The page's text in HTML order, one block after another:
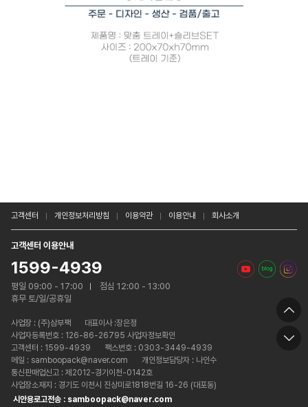
고객센터 개인정보처리방침 이용약관 이용안내 회사소개
고객센터 이용안내
1599-4939
평일 09:00 - 17:00
점심 12:00 - 13:00
휴무 토/일/공휴일
사업장 : (주)삼부팩
대표이사 :장은정
사업자등록번호 : 126-86-26795 사업자정보확인
고객센터 : 1599-4939
팩스번호 : 0303-3449-4939
메일 : samboopack@naver.com
개인정보담당자 : 나인수
통신판매업신고 : 제2012-경기이천-0142호
사업장소재지 : 경기도 이천시 진상미로1818번길 16-26 (대포동)
시안용로고전송 : samboopack@naver.com